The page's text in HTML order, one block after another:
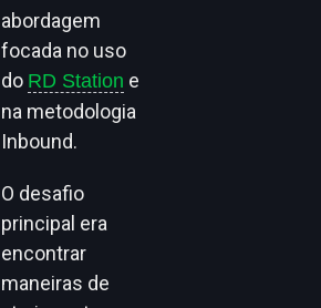
abordagem
focada no uso
do RD Station e
na metodologia
Inbound.
O desafio
principal era
encontrar
maneiras de